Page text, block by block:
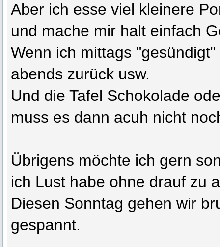
Aber ich esse viel kleinere
und mache mir halt einfach
Wenn ich mittags
abends zurück usw.
Und die Tafel Schokolade
muss es dann acuh nicht
Übrigens möchte ich gern
ich Lust habe ohne drauf zu
Diesen Sonntag gehen wir
gespannt.